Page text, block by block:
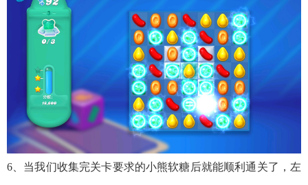
6、当我们收集完关卡要求的小熊软糖后就能顺利通关了，左